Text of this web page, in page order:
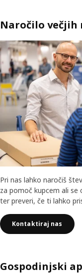
Naročilo večjih
Pri nas lahko naročiš
za pomoč kupcem ali se
ter preveri, če ti lahko
Kontaktiraj nas
Gospodinjski